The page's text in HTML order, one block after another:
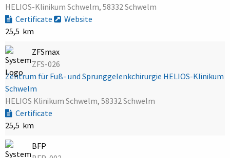
HELIOS-Klinikum Schwelm, 58332 Schwelm
Certificate
Website
25,5 km
ZFSmax
ZFS-026
Zentrum für Fuß- und Sprunggelenkchirurgie HELIOS-Klinikum
Schwelm
HELIOS Klinikum Schwelm, 58332 Schwelm
Certificate
25,5 km
BFP